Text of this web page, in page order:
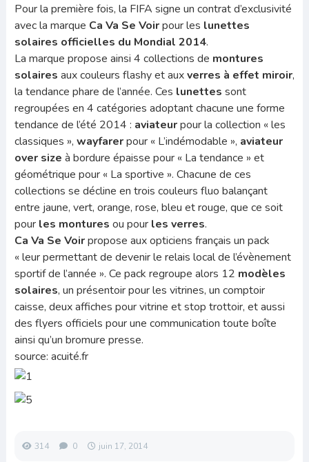
Pour la première fois, la FIFA signe un contrat d’exclusivité
avec la marque Ca Va Se Voirpour les lunettes
solaires officielles du Mondial 2014.
La marque propose ainsi 4 collections de montures
solaires aux couleurs flashy et auxverres à effet miroir,
la tendance phare de l’année. Ces lunettes sont
regroupées en 4 catégories adoptant chacune une forme
tendance de l’été 2014 : aviateurpour la collection « les
classiques », wayfarerpour « L’indémodable », aviateur
over size à bordure épaisse pour « La tendance » et
géométrique pour « La sportive ». Chacune de ces
collections se décline en trois couleurs fluo balançant
entre jaune, vert, orange, rose, bleu et rouge, que ce soit
pour les montures ou pour les verres.
Ca Va Se Voirpropose aux opticiens français un pack
« leur permettant de devenir le relais local de l’évènement
sportif de l’année ». Ce pack regroupe alors 12 modèles
solaires, un présentoir pour les vitrines, un comptoir
caisse, deux affiches pour vitrine et stop trottoir, et aussi
des flyers officiels pour une communication toute boîte
ainsi qu’un bromure presse.
source: acuité.fr
314 0 juin 17, 2014